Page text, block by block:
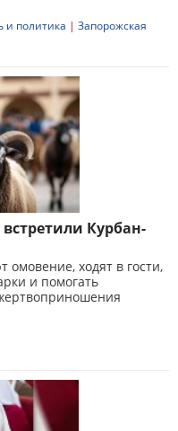
и политика | Запорожская
Курбан-
омовение, ходят в гости,
и помогать